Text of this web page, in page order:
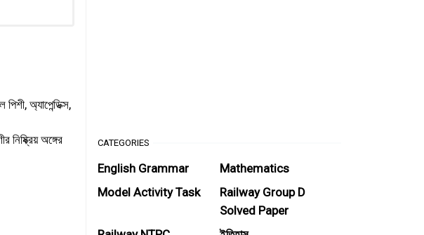
অ্যাপেন্ডিক্স,
নিষ্ক্রিয় অঙ্গের
CATEGORIES
English Grammar
Mathematics
Model Activity Task
Railway Group D
Solved Paper